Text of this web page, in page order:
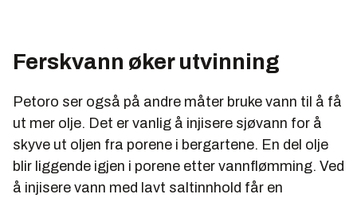
Ferskvann øker utvinning
Petoro ser også på andre måter bruke vann til å få
ut mer olje. Det er vanlig å injisere sjøvann for å
skyve ut oljen fra porene i bergartene. En del olje
blir liggende igjen i porene etter vannflømming. Ved
å injisere vann med lavt saltinnhold får en